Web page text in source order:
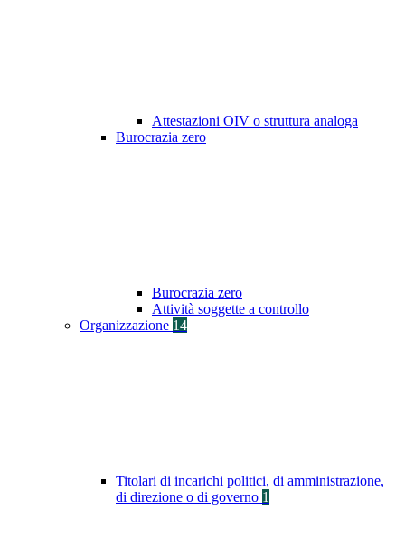
Attestazioni OIV o struttura analoga
Burocrazia zero
Burocrazia zero
Attività soggette a controllo
Organizzazione 14
Titolari di incarichi politici, di amministrazione,
di direzione o di governo 1